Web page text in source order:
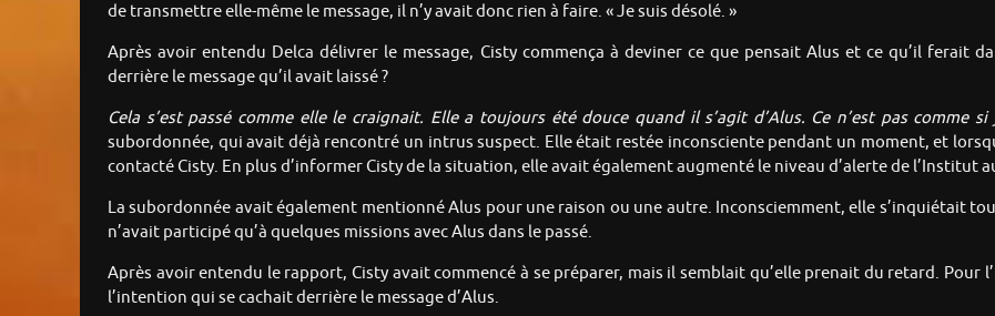
de transmettre elle-même le message, il n’y avait donc rien à faire. « Je suis désolé. »
Après avoir entendu Delca délivrer le message, Cisty commença à deviner ce que pensait Alus et ce qu’il ferait
derrière le message qu’il avait laissé ?
Cela s’est passé comme elle le craignait. Elle a toujours été douce quand il s’agit d’Alus. Ce n’est pas comme
subordonnée, qui avait déjà rencontré un intrus suspect. Elle était restée inconsciente pendant un moment, et
contacté Cisty. En plus d’informer Cisty de la situation, elle avait également augmenté le niveau d’alerte de l’Institut
La subordonnée avait également mentionné Alus pour une raison ou une autre. Inconsciemment, elle s’inquiétait
n’avait participé qu’à quelques missions avec Alus dans le passé.
Après avoir entendu le rapport, Cisty avait commencé à se préparer, mais il semblait qu’elle prenait du retard. Pour
l’intention qui se cachait derrière le message d’Alus.